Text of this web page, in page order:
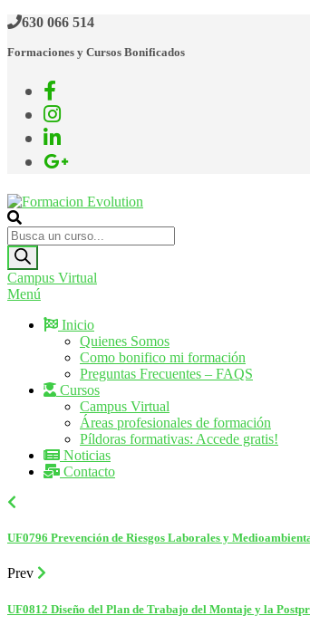
Saltar
contenido
630 066 514
Formaciones y Cursos Bonificados
Formacion Evolution
Cursos de formación continua
Búsqueda
de
productos
Campus Virtual
Menú
Inicio
Quienes Somos
Como bonifico mi formación
Preguntas Frecuentes – FAQS
Cursos
Campus Virtual
Áreas profesionales de formación
Píldoras formativas: Accede gratis!
Noticias
Contacto
UF0796 Prevención de Riesgos Laborales y
Prev
UF0812 Diseño del Plan de Trabajo del Montaje y la